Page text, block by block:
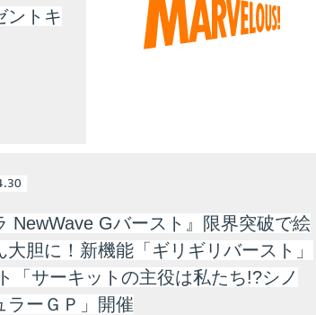
ントキ
NewWave Gバースト』限界突破で絵
胆に！新機能「ギリギリバースト」
「サーキットの主役は私たち!?シノ
ラーＧＰ」開催